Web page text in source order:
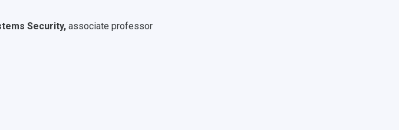
Security, associate professor